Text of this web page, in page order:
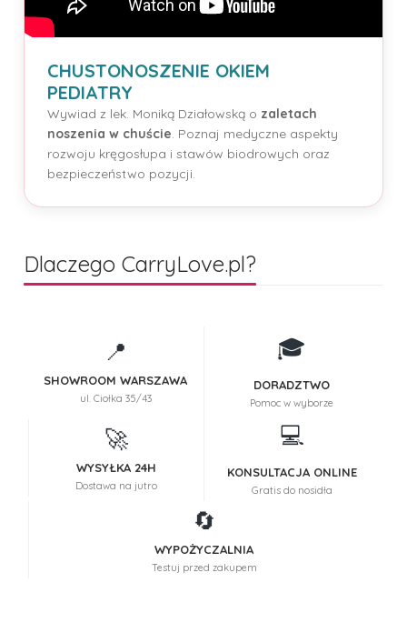
CHUSTONOSZENIE OKIEM
PEDIATRY
Wywiad z lek. Moniką Działowską o zaletach
noszenia w chuście. Poznaj medyczne aspekty
rozwoju kręgosłupa i stawów biodrowych oraz
bezpieczeństwo pozycji.
Dlaczego CarryLove.pl?
📍
SHOWROOM WARSZAWA
ul. Ciołka 35/43
🎓
DORADZTWO
Pomoc w wyborze
🚀
WYSYŁKA 24H
Dostawa na jutro
💻
KONSULTACJA ONLINE
Gratis do nosidła
🔄
WYPOŻYCZALNIA
Testuj przed zakupem